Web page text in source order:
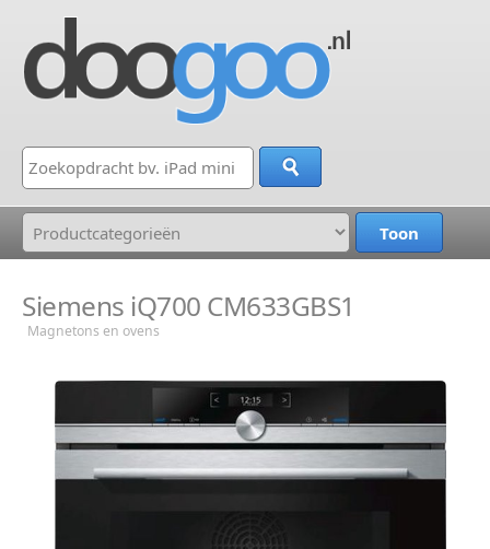
Siemens iQ700 CM633GBS1
Magnetons en ovens